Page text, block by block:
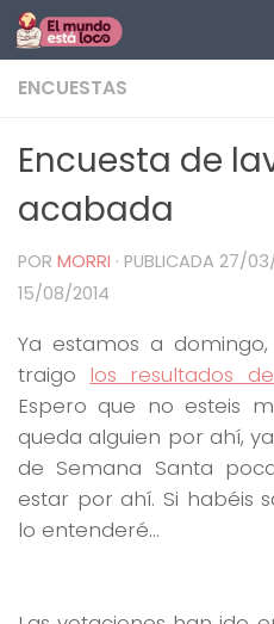
Saltar al contenido
ENCUESTAS
Encuesta de
acabada
POR MORRI · PUBLICADA 27/
15/08/2014
Ya estamos a domingo,
traigo los resultados
Espero que no esteis
queda alguien por ahí,
de Semana Santa
estar por ahí. Si habéis
lo entenderé…